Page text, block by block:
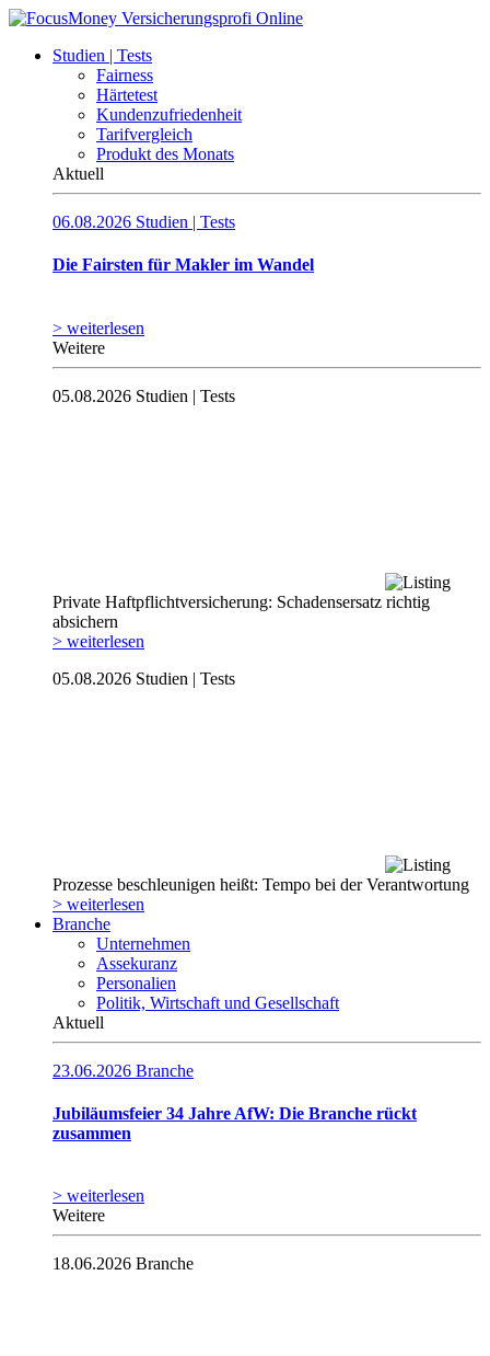
Studien | Tests
Fairness
Härtetest
Kundenzufriedenheit
Tarifvergleich
Produkt des Monats
Aktuell
06.08.2026 Studien | Tests
Die Fairsten für Makler im Wandel
> weiterlesen
Weitere
05.08.2026 Studien | Tests
Private Haftpflicht­versicherung: Schadensersatz richtig
absichern
> weiterlesen
05.08.2026 Studien | Tests
Prozesse beschleunigen heißt: Tempo bei der Verantwortung
> weiterlesen
Branche
Unternehmen
Assekuranz
Personalien
Politik, Wirtschaft und Gesellschaft
Aktuell
23.06.2026 Branche
Jubiläumsfeier 34 Jahre AfW: Die Branche rückt
zusammen
> weiterlesen
Weitere
18.06.2026 Branche